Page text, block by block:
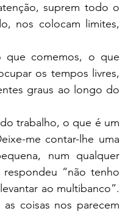
suprem todo o
nos colocam limites,
que comemos, o que
os tempos livres,
graus ao longo do
trabalho, o que é um
me contar-lhe uma
num qualquer
“não tenho
ao multibanco”.
coisas nos parecem